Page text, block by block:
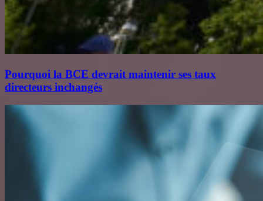
Pourquoi la BCE devrait maintenir ses taux
directeurs inchangés